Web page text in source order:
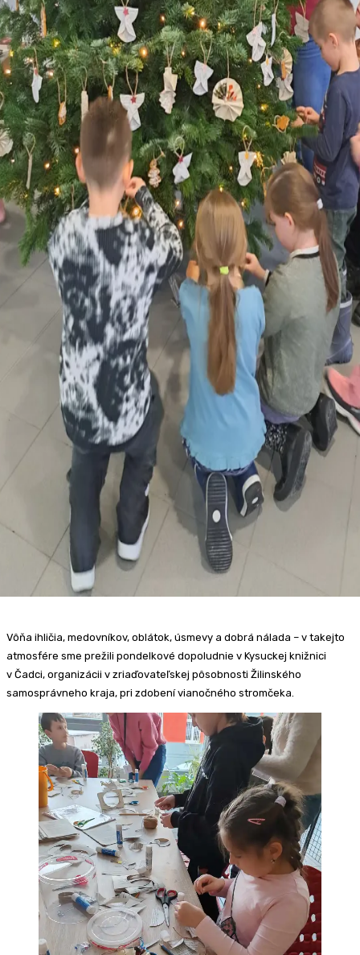
Vôňa ihličia, medovníkov, oblátok, úsmevy a dobrá nálada – v takejto
atmosfére sme prežili pondelkové dopoludnie v Kysuckej knižnici
v Čadci, organizácii v zriaďovateľskej pôsobnosti Žilinského
samosprávneho kraja, pri zdobení vianočného stromčeka.